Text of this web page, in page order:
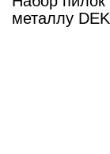
металлу